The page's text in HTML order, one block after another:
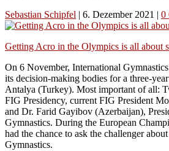
Sebastian Schipfel | 6. Dezember 2021 | 0
Getting Acro in the Olympics is all about
On 6 November, International
its decision-making bodies for a three-
Antalya (Turkey). Most important of all:
FIG Presidency, current FIG President
and Dr. Farid Gayibov (Azerbaijan),
Gymnastics. During the European
had the chance to ask the challenger
Gymnastics.